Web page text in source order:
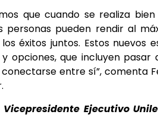
que cuando se realiza
personas pueden rendir al
éxitos juntos. Estos nuevos
opciones, que incluyen
entre sí”, comenta
Vicepresidente Ejecutivo